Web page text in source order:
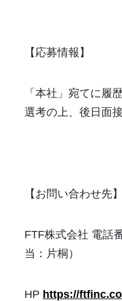
【応募情報】
「本社」宛てに履
選考の上、後日面
【お問い合わせ先】
FTF株式会社 電話
当：片桐）
HP https://